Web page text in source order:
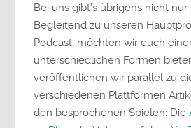
Bei uns gibt’s übrigens nicht nur
Begleitend zu unseren
Podcast, möchten wir euch
unterschiedlichen Formen
veröffentlichen wir parallel zu
verschiedenen Plattformen
den besprochenen Spielen: Die